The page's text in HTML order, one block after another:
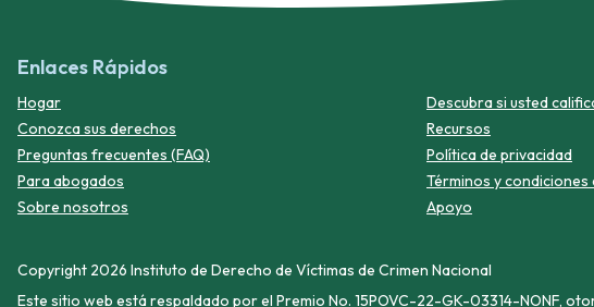
Enlaces Rápidos
Hogar
Conozca sus derechos
Preguntas frecuentes (FAQ)
Para abogados
Sobre nosotros
Descubra si usted
Recursos
Política de privacidad
Términos y condiciones
Apoyo
Copyright 2026 Instituto de Derecho de Víctimas de Crimen Nacional
Este sitio web está respaldado por el Premio No. 15POVC-22-GK-03314-NONF,